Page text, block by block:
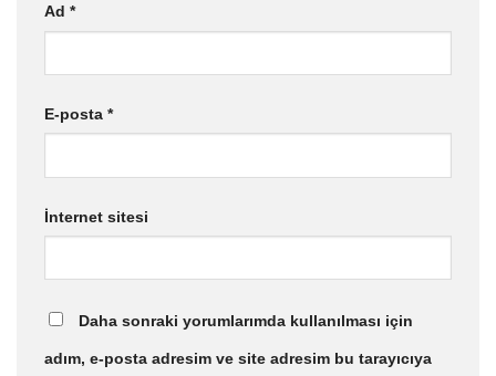
Ad *
E-posta *
İnternet sitesi
Daha sonraki yorumlarımda kullanılması için
adım, e-posta adresim ve site adresim bu tarayıcıya